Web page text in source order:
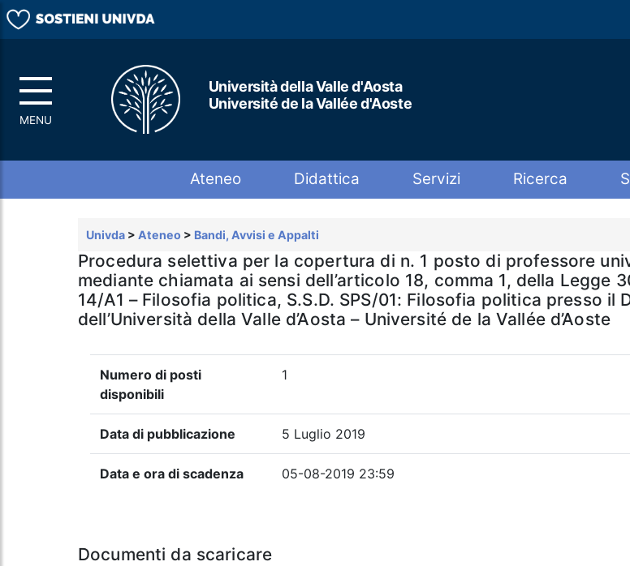
Università della Valle d'Aosta
Université de la Vallée d'Aoste
Ateneo Didattica Servizi Ricerca
Univda > Ateneo > Bandi, Avvisi e Appalti
Procedura selettiva per la copertura di n. 1 posto di professore
mediante chiamata ai sensi dell’articolo 18, comma 1, della Legge
14/A1 – Filosofia politica, S.S.D. SPS/01: Filosofia politica presso
dell’Università della Valle d’Aosta – Université de la Vallée d’Aoste
Numero di posti
disponibili
1
Data di pubblicazione 5 Luglio 2019
Data e ora di scadenza 05-08-2019 23:59
Documenti da scaricare